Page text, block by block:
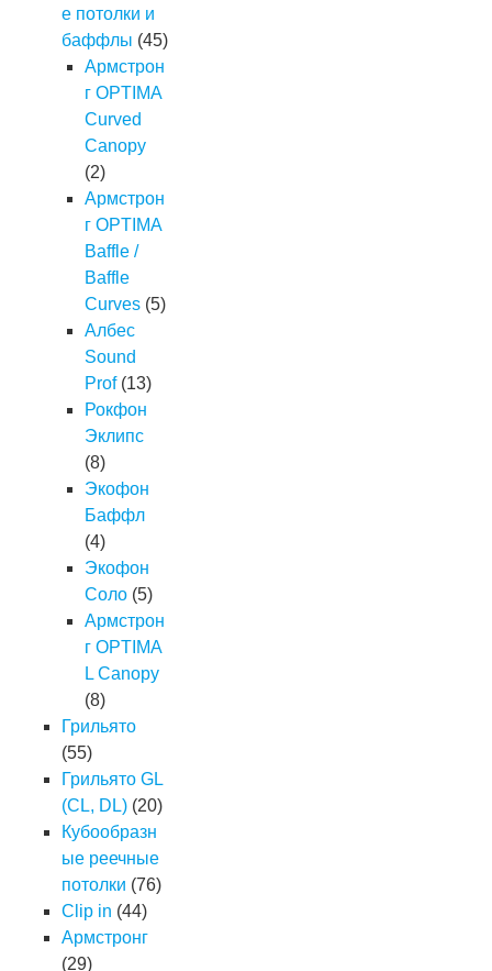
е потолки и
баффлы (45)
Армстрон
г OPTIMA
Curved
Canopy
(2)
Армстрон
г OPTIMA
Baffle /
Baffle
Curves (5)
Албес
Sound
Prof (13)
Рокфон
Эклипс
(8)
Экофон
Баффл
(4)
Экофон
Соло (5)
Армстрон
г OPTIMA
L Canopy
(8)
Грильято
(55)
Грильято GL
(CL, DL) (20)
Кубообразн
ые реечные
потолки (76)
Clip in (44)
Армстронг
(29)